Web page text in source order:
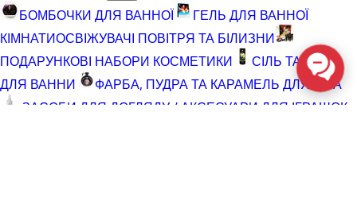
БОМБОЧКИ ДЛЯ ВАННОЇ
ГЕЛЬ ДЛЯ ВАННОЇ
КІМНАТИОСВІЖУВАЧІ ПОВІТРЯ ТА БІЛИЗНИ
ПОДАРУНКОВІ НАБОРИ КОСМЕТИКИ
СІЛЬ ТА ПІНА
ДЛЯ ВАННИ
ФАРБА, ПУДРА ТА КАРАМЕЛЬ ДЛЯ ТІЛА
ЗАСОБИ ДЛЯ ДОГЛЯДУ / АКСЕСУАРИ ДЛЯ ІГРАШОК